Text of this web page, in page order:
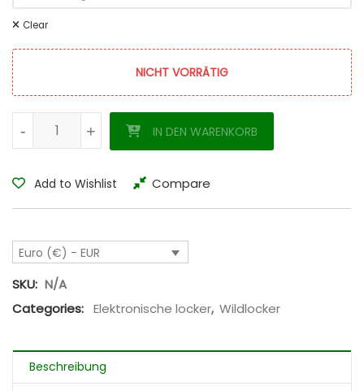
Clear
NICHT VORRÄTIG
Megaphon jagd MP3-Locker Menge
+
- +
- IN DEN WARENKORB
Add to Wishlist Compare
Euro (€) - EUR
SKU: N/A
Categories: Elektronische locker, Wildlocker
Beschreibung